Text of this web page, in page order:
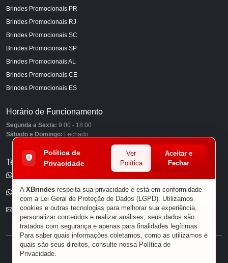
Brindes Promocionais PR
Brindes Promocionais RJ
Brindes Promocionais SC
Brindes Promocionais SP
Brindes Promocionais AL
Brindes Promocionais CE
Brindes Promocionais ES
Horário de Funcionamento
Segunda a Sexta: 9:00 - 18:00
Sábado e Domingo: Fechado
Telefones
(11) 96585-7462
E-mail
® XBRINDES
Política de
Privacidade
Ver
Política
Aceitar e
Fechar
A XBrindes respeita sua privacidade e está em conformidade
com a Lei Geral de Proteção de Dados (LGPD). Utilizamos
cookies e outras tecnologias para melhorar sua experiência,
personalizar conteúdos e realizar análises; seus dados são
tratados com segurança e apenas para finalidades legítimas.
Para saber quais informações coletamos, como as utilizamos e
quais são seus direitos, consulte nossa Política de
Privacidade.